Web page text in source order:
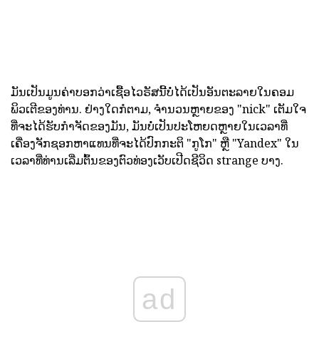
ມັນເປັນມູນຄ່າບອກວ່າເຊື້ອໄວຣັສນີ້ບໍ່ໄດ້ເປັນອັນຕະລາຍໃນຄອມ
ພິວເຕີຂອງທ່ານ. ຢ່າງໃດກໍຕາມ, ຈໍານວນຫຼາຍຂອງ "nick" ເຕັມໃຈ
ທີ່ຈະໄດ້ຮັບກໍາຈັດຂອງມັນ, ມັນບໍ່ເປັນປະໂຫຍດຫຼາຍໃນເວລາທີ່
ເຄື່ອງຈັກຊອກຫາແທນທີ່ຈະໄດ້ປົກກະຕິ "ກູໂກ" ຫຼື "Yandex" ໃນ
ເວລາທີ່ທ່ານເລີ່ມຕົ້ນຂອງຕົວທ່ອງເວັບເປີດຊີວິດ strange ບາງ.
ad